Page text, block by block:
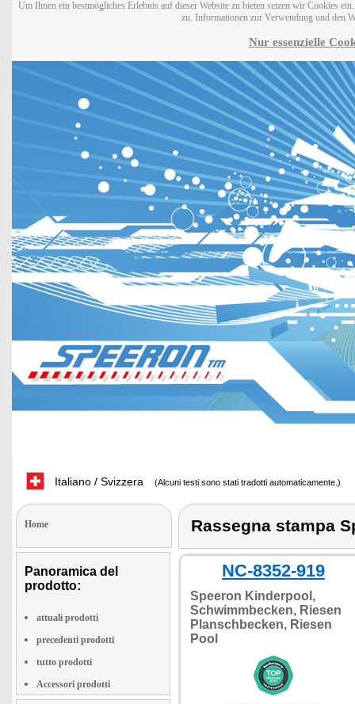
Um Ihnen ein bestmögliches Erlebnis auf dieser Website zu bieten setzen wir Cookies
zu. Informationen zur Verwendung und den
Nur essenzielle
Italiano / Svizzera (Alcuni testi sono stati tradotti automaticamente.)
Home
Panoramica del
prodotto:
attuali prodotti
precedenti prodotti
tutto prodotti
Accessori prodotti
Rassegna stampa
NC-8352-919
Speeron Kinderpool,
Schwimmbecken, Riesen
Planschbecken, Riesen
Pool